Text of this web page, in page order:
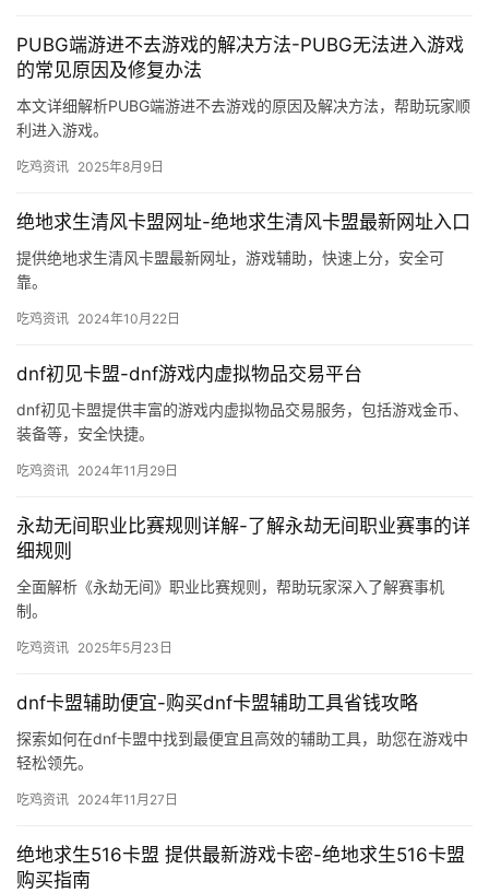
PUBG端游进不去游戏的解决方法-PUBG无法进入游戏
的常见原因及修复办法
本文详细解析PUBG端游进不去游戏的原因及解决方法，帮助玩家顺
利进入游戏。
吃鸡资讯 2025年8月9日
绝地求生清风卡盟网址-绝地求生清风卡盟最新网址入口
提供绝地求生清风卡盟最新网址，游戏辅助，快速上分，安全可
靠。
吃鸡资讯 2024年10月22日
dnf初见卡盟-dnf游戏内虚拟物品交易平台
dnf初见卡盟提供丰富的游戏内虚拟物品交易服务，包括游戏金币、
装备等，安全快捷。
吃鸡资讯 2024年11月29日
永劫无间职业比赛规则详解-了解永劫无间职业赛事的详
细规则
全面解析《永劫无间》职业比赛规则，帮助玩家深入了解赛事机
制。
吃鸡资讯 2025年5月23日
dnf卡盟辅助便宜-购买dnf卡盟辅助工具省钱攻略
探索如何在dnf卡盟中找到最便宜且高效的辅助工具，助您在游戏中
轻松领先。
吃鸡资讯 2024年11月27日
绝地求生516卡盟 提供最新游戏卡密-绝地求生516卡盟
购买指南